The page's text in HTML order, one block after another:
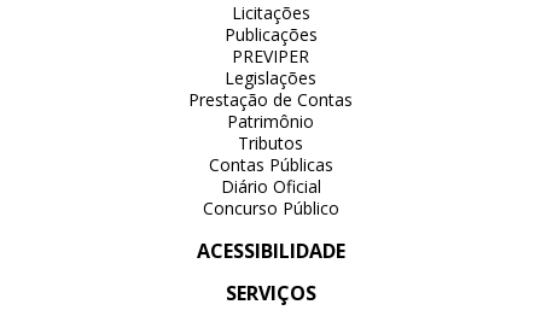
Licitações
Publicações
PREVIPER
Legislações
Prestação de Contas
Patrimônio
Tributos
Contas Públicas
Diário Oficial
Concurso Público
ACESSIBILIDADE
SERVIÇOS